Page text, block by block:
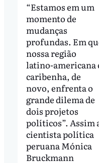
“Estamos em um
momento de
mudanças
profundas. Em
nossa região
latino-americana
caribenha, de
novo, enfrenta o
grande dilema de
dois projetos
políticos”. Assim
cientista política
peruana Mónica
Bruckmann